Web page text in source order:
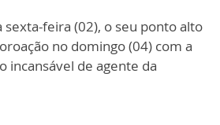
feira (02), o seu ponto alto
no domingo (04) com a
incansável de agente da